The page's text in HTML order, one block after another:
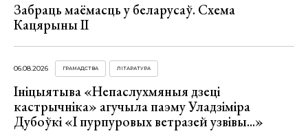
Забраць маёмасць у беларусаў. Схема
Кацярыны ІІ
06.08.2026 ГРАМАДСТВА ЛІТАРАТУРА
Ініцыятыва «Непаслухмяныя дзеці
кастрычніка» агучыла паэму Уладзіміра
Дубоўкі «І пурпуровых ветразей узвівы...»